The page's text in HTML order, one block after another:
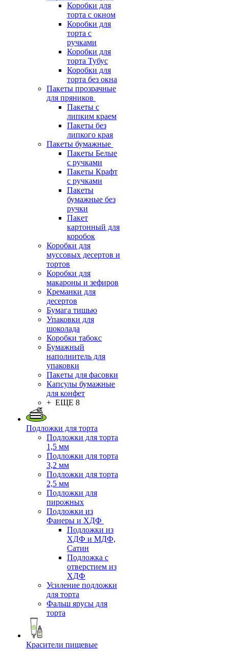
Коробки для
торта с окном
Коробки для
торта с
ручками
Коробки для
торта Тубус
Коробки для
торта без окна
Пакеты прозрачные
для пряников
Пакеты с
липким краем
Пакеты без
липкого края
Пакеты бумажные
Пакеты Белые
с ручками
Пакеты Крафт
с ручками
Пакеты
бумажные без
ручки
Пакет
картонный для
коробок
Коробки для
муссовых десертов и
тортов
Коробки для
макароны и зефиров
Креманки для
десертов
Бумага тишью
Упаковки для
шоколада
Коробки табокс
Бумажный
наполнитель для
упаковки
Пакеты для фасовки
Капсулы бумажные
для конфет
+ ЕЩЕ 8
Подложки для торта
Подложки для торта
1,5 мм
Подложки для торта
3,2 мм
Подложки для торта
2,5 мм
Подложки для
пирожных
Подложки из
Фанеры и ХДФ
Подложки из
ХДФ и МДФ,
Сатин
Подложка с
отверстием из
ХДФ
Усиление подложки
для торта
Фальш ярусы для
торта
Красители пищевые